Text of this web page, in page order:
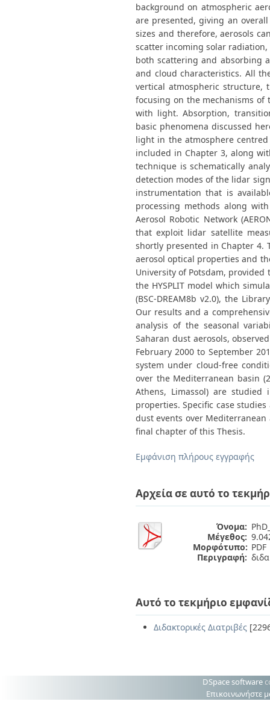
background on atmospheric
are presented, giving an
sizes and therefore, aerosols
scatter incoming solar
both scattering and absorbing
and cloud characteristics. All
vertical atmospheric structure,
focusing on the mechanisms of
with light. Absorption,
basic phenomena discussed
light in the atmosphere
included in Chapter 3, along
technique is schematically
detection modes of the lidar
instrumentation that is
processing methods along
Aerosol Robotic Network
that exploit lidar satellite
shortly presented in Chapter 4.
aerosol optical properties and
University of Potsdam,
the HYSPLIT model which
(BSC-DREAM8b v2.0), the
Our results and a
analysis of the seasonal
Saharan dust aerosols,
February 2000 to September
system under cloud-free
over the Mediterranean basin
Athens, Limassol) are
properties. Specific case
dust events over
final chapter of this Thesis.
Εμφάνιση πλήρους εγγραφής
Αρχεία σε αυτό το
Όνομα:
Μέγεθος:
Μορφότυπο: PDF
Περιγραφή:
Αυτό το τεκμήριο
Διδακτορικές Διατριβές
DSpace software
Επικοινωνήστε